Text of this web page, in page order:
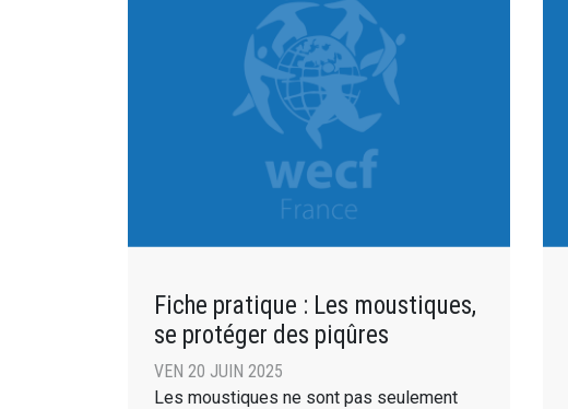
Fiche pratique : Les moustiques,
se protéger des piqûres
VEN 20 JUIN 2025
Les moustiques ne sont pas seulement